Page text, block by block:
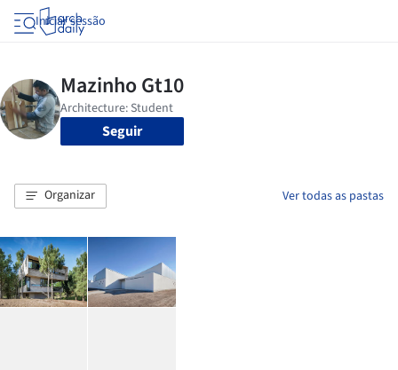
Iniciar sessão
Seguir
Organizar Ver todas as pastas